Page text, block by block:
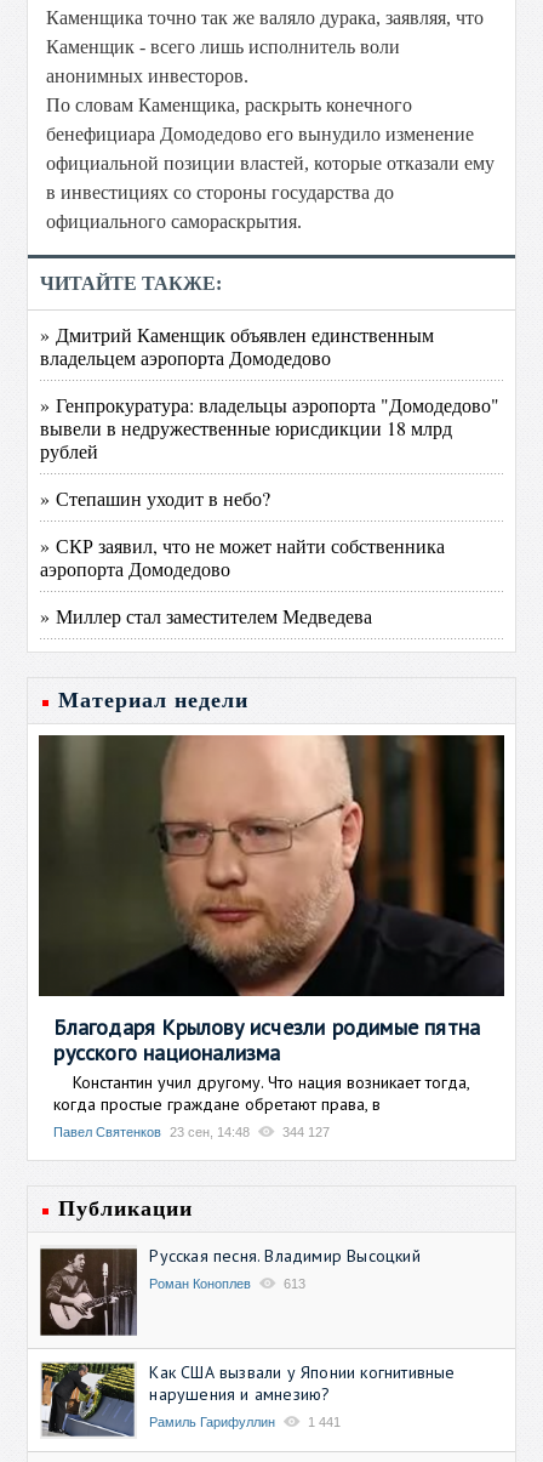
Каменщика точно так же валяло дурака, заявляя, что
Каменщик - всего лишь исполнитель воли
анонимных инвесторов.
По словам Каменщика, раскрыть конечного
бенефициара Домодедово его вынудило изменение
официальной позиции властей, которые отказали ему
в инвестициях со стороны государства до
официального самораскрытия.
ЧИТАЙТЕ ТАКЖЕ:
» Дмитрий Каменщик объявлен единственным
владельцем аэропорта Домодедово
» Генпрокуратура: владельцы аэропорта "Домодедово"
вывели в недружественные юрисдикции 18 млрд
рублей
» Степашин уходит в небо?
» СКР заявил, что не может найти собственника
аэропорта Домодедово
» Миллер стал заместителем Медведева
Материал недели
Благодаря Крылову исчезли родимые пятна
русского национализма
Константин учил другому. Что нация возникает тогда,
когда простые граждане обретают права, в
Павел Святенков 23 сен, 14:48 344 127
Публикации
Русская песня. Владимир Высоцкий
Роман Коноплев 613
Как США вызвали у Японии когнитивные
нарушения и амнезию?
Рамиль Гарифуллин 1 441